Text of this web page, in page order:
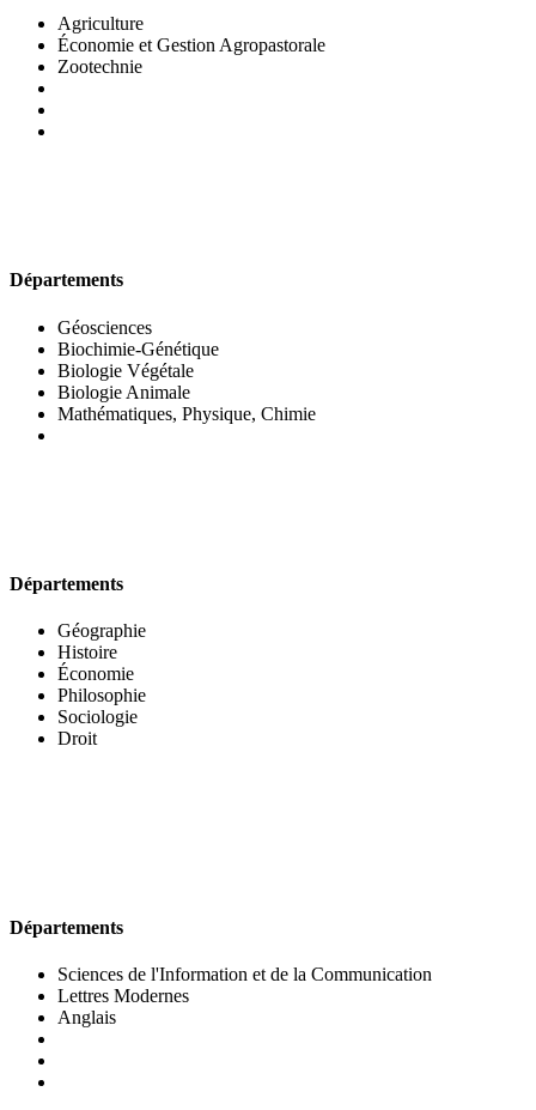
Agriculture
Économie et Gestion Agropastorale
Zootechnie
Départements
Géosciences
Biochimie-Génétique
Biologie Végétale
Biologie Animale
Mathématiques, Physique, Chimie
Départements
Géographie
Histoire
Économie
Philosophie
Sociologie
Droit
Départements
Sciences de l'Information et de la Communication
Lettres Modernes
Anglais